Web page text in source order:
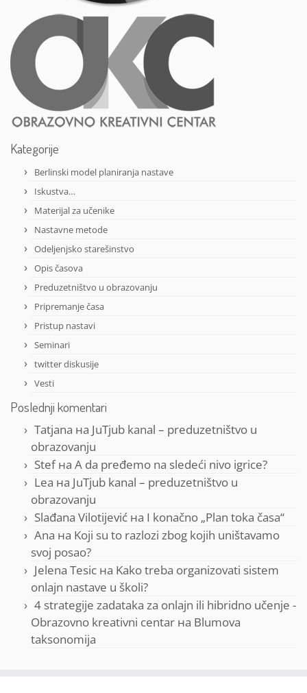
Kategorije
Berlinski model planiranja nastave
Iskustva…
Materijal za učenike
Nastavne metode
Odeljenjsko starešinstvo
Opis časova
Preduzetništvo u obrazovanju
Pripremanje časa
Pristup nastavi
Seminari
twitter diskusije
Vesti
Poslednji komentari
Tatjana на JuTjub kanal – preduzetništvo u
obrazovanju
Stefна A da pređemo na sledeći nivo igrice?
Lea на JuTjub kanal – preduzetništvo u
obrazovanju
Slađana Vilotijević на I konačno „Plan toka časa“
Ana на Koji su to razlozi zbog kojih uništavamo
svoj posao?
Jelena Tesic на Kako treba organizovati sistem
onlajn nastave u školi?
4 strategije zadataka za onlajn ili hibridno učenje -
Obrazovno kreativni centar на Blumova
taksonomija